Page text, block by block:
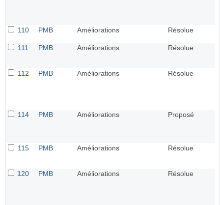
110 PMB Améliorations Résolue
111 PMB Améliorations Résolue
112 PMB Améliorations Résolue
114 PMB Améliorations Proposé
115 PMB Améliorations Résolue
120 PMB Améliorations Résolue